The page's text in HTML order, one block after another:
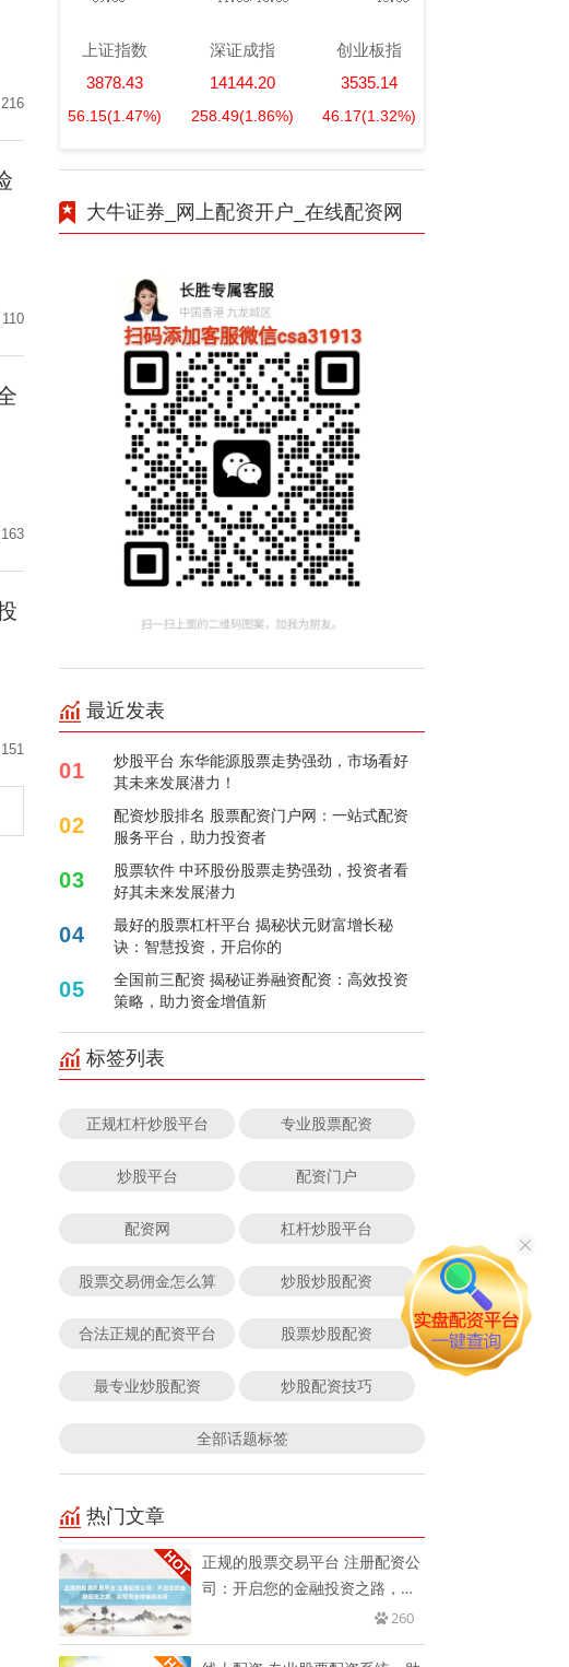
216
110
163
151
上证指数
3878.43
56.15(1.47%)
深证成指
14144.20
258.49(1.86%)
创业板指
3535.14
46.17(1.32%)
大牛证券_网上配资开户_在线配资网
最近发表
01
炒股平台 东华能源股票走势强劲，市场看好
其未来发展潜力！
02
配资炒股排名 股票配资门户网：一站式配资
服务平台，助力投资者
03
股票软件 中环股份股票走势强劲，投资者看
好其未来发展潜力
04
最好的股票杠杆平台 揭秘状元财富增长秘
诀：智慧投资，开启你的
05
全国前三配资 揭秘证券融资配资：高效投资
策略，助力资金增值新
标签列表
正规杠杆炒股平台 专业股票配资
炒股平台 配资门户
配资网 杠杆炒股平台
股票交易佣金怎么算 炒股炒股配资
合法正规的配资平台 股票炒股配资
最专业炒股配资 炒股配资技巧
全部话题标签
热门文章
正规的股票交易平台 注册配资公
司：开启您的金融投资之路，实
260